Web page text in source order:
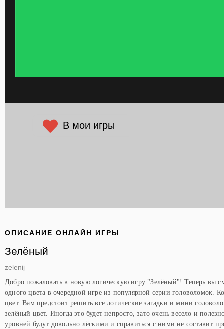
В мои игры
ОПИСАНИЕ ОНЛАЙН ИГРЫ
Зелёный
zelenij
Добро пожаловать в новую логическую игру "Зелёный"! Теперь вы
одного цвета в очередной игре из популярной серии головоломок.
цвет. Вам предстоит решить все логические загадки и мини
зелёный цвет. Иногда это будет непросто, зато очень весело и
уровней будут довольно лёгкими и справиться с ними не составит